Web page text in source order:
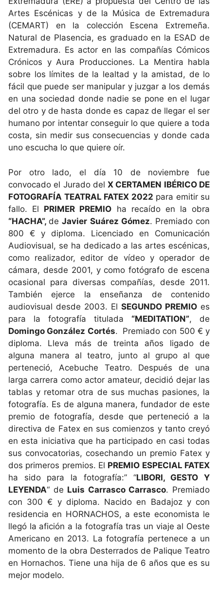
Artes Escénicas y de la Música de Extremadura
(CEMART) en la colección Escena Extremeña.
Natural de Plasencia, es graduado en la ESAD de
Extremadura. Es actor en las compañías Cómicos
Crónicos y Aura Producciones. La Mentira habla
sobre los límites de la lealtad y la amistad, de lo
fácil que puede ser manipular y juzgar a los demás
en una sociedad donde nadie se pone en el lugar
del otro y de hasta donde es capaz de llegar el ser
humano por intentar conseguir lo que quiere a toda
costa, sin medir sus consecuencias y donde cada
uno escucha lo que quiere oír.
Por otro lado, el día 10 de noviembre fue
convocado el Jurado delX CERTAMEN IBÉRICO DE
FOTOGRAFÍA TEATRAL FATEX 2022 para emitir su
fallo. El PRIMER PREMIO ha recaído en la obra
“HACHA”, deJavier Suárez Gómez. Premiado con
800 € y diploma. Licenciado en Comunicación
Audiovisual, se ha dedicado a las artes escénicas,
como realizador, editor de vídeo y operador de
cámara, desde 2001, y como fotógrafo de escena
ocasional para diversas compañías, desde 2011.
También ejerce la enseñanza de contenido
audiovisual desde 2003. El SEGUNDO PREMIO es
para la fotografía titulada “MEDITATION”, de
Domingo González Cortés. Premiado con 500 € y
diploma. Lleva más de treinta años ligado de
alguna manera al teatro, junto al grupo al que
perteneció, Acebuche Teatro. Después de una
larga carrera como actor amateur, decidió dejar las
tablas y retomar otra de sus muchas pasiones, la
fotografía. Es de alguna manera, fundador de este
premio de fotografía, desde que perteneció a la
directiva de Fatex en sus comienzos y tanto creyó
en esta iniciativa que ha participado en casi todas
sus convocatorias, cosechando un premio Fatex y
dos primeros premios. El PREMIO ESPECIAL FATEX
ha sido para la fotografía:” “LIBORI, GESTO Y
LEYENDA“ de Luis Carrasco Carrasco. Premiado
con 300 € y diploma. Nacido en Badajoz y con
residencia en HORNACHOS, a este economista le
llegó la afición a la fotografía tras un viaje al Oeste
Americano en 2013. La fotografía pertenece a un
momento de la obra Desterrados de Palique Teatro
en Hornachos. Tiene una hija de 6 años que es su
mejor modelo.